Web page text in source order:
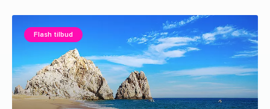
Flash tilbud